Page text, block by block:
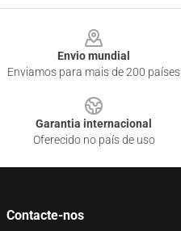
Envio mundial
Enviamos para mais de 200 países
Garantia internacional
Oferecido no país de uso
Contacte-nos